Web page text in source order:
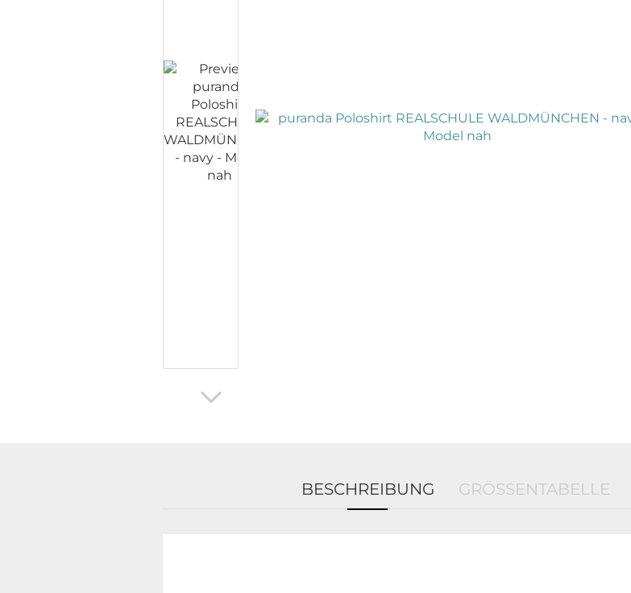
BESCHREIBUNG GRÖSSENTABELLE